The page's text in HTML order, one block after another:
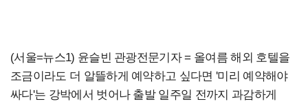
(서울=뉴스1) 윤슬빈 관광전문기자 = 올여름 해외 호텔을
조금이라도 더 알뜰하게 예약하고 싶다면 '미리 예약해야
싸다'는 강박에서 벗어나 출발 일주일 전까지 과감하게